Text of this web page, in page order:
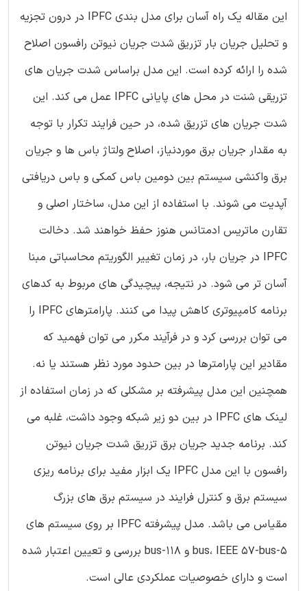
این مقاله یک راه آسان برای مدل بندی IPFC در درون تجزیه
و تحلیل جریان بار تزریق شدت جریان نیوتن رافسون اصلاح
شده را ارائه کرده است. این مدل براساس شدت جریان های
تزریقی شنت در محل های پایانی IPFC عمل می کند. این
شدت جریان های تزریق شده، در حین فرایند تکرار با توجه
به مقدار جریان برق موردنیاز، اصلاح ولتاژ باس ها و جریان
برق واکنشی سیستم بین دومین باس کمکی و باس دریافتی
آپدیت می شوند. با استفاده از این مدل، ساختار اصلی و
تقارن ماتریس ادمتانس هنوز حفظ خواهند شد. دخالت
IPFC در جریان بار، در زمان تغییر الگوریتم محاسباتی مبنا
آسان تر می شود. در نتیجه، پیچیدگی های مربوط به کدهای
برنامه کامپیوتری کاهش پیدا می کنند. پارامترهای IPFC را
می توان بررسی کرد و در فرآیند مکرر می توان فهمید که
مقادیر این پارامترها در بین حدود مورد نظر هستند یا نه.
همچنین این مدل پیشرفته بر مشکلی که در زمان استفاده از
لینک های IPFC در بین دو زیر شبکه وجود داشت، غلبه می
کند. برنامه جدید جریان برق تزریق شدت جریان نیوتن
رافسون با این مدل IPFC یک ابزار مفید برای برنامه ریزی
سیستم برق و کنترل فرایند در سیستم برق های بزرگ
مقیاس می باشد. مدل پیشرفته IPFC بر روی سیستم های
5-bus، IEEE 57-bus و 118-bus بررسی و تعیین اعتبار شده
است و دارای خصوصیات عملکردی عالی است.